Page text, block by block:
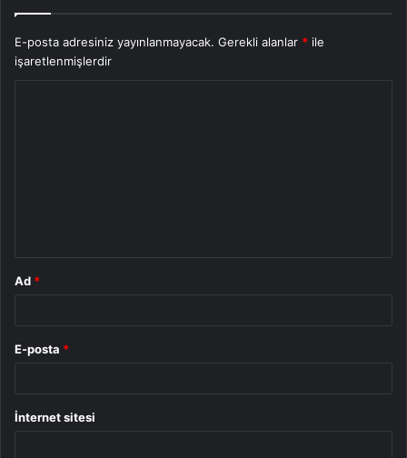
E-posta adresiniz yayınlanmayacak. Gerekli alanlar * ile
işaretlenmişlerdir
Ad *
E-posta *
İnternet sitesi